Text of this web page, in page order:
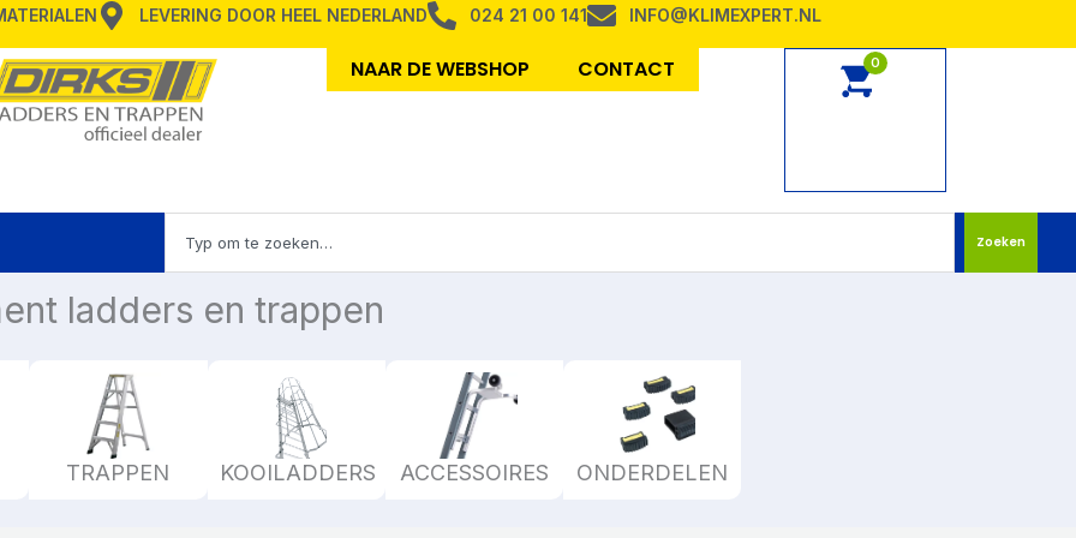
LEVERING DOOR HEEL NEDERLAND 024 21 00 141 INFO@KLIMEXPERT.NL
NAAR DE WEBSHOP CONTACT 0
Zoeken
ladders en trappen
TRAPPEN KOOILADDERS ACCESSOIRES ONDERDELEN